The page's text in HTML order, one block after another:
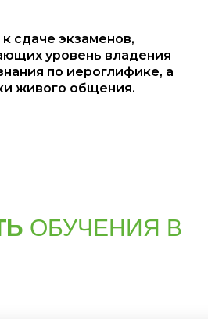
сдаче экзаменов,
уровень владения
по иероглифике, а
живого общения.
ОБУЧЕНИЯ В